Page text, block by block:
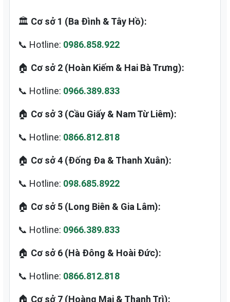
🏛️ Cơ sở 1 (Ba Đình & Tây Hồ):
📞 Hotline: 0986.858.922
🏠 Cơ sở 2 (Hoàn Kiếm & Hai Bà Trưng):
📞 Hotline: 0966.389.833
🏠 Cơ sở 3 (Cầu Giấy & Nam Từ Liêm):
📞 Hotline: 0866.812.818
🏠 Cơ sở 4 (Đống Đa & Thanh Xuân):
📞 Hotline: 098.685.8922
🏠 Cơ sở 5 (Long Biên & Gia Lâm):
📞 Hotline: 0966.389.833
🏠 Cơ sở 6 (Hà Đông & Hoài Đức):
📞 Hotline: 0866.812.818
🏠 Cơ sở 7 (Hoàng Mai & Thanh Trì):